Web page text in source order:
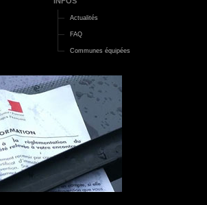
Actualités
FAQ
Communes équipées